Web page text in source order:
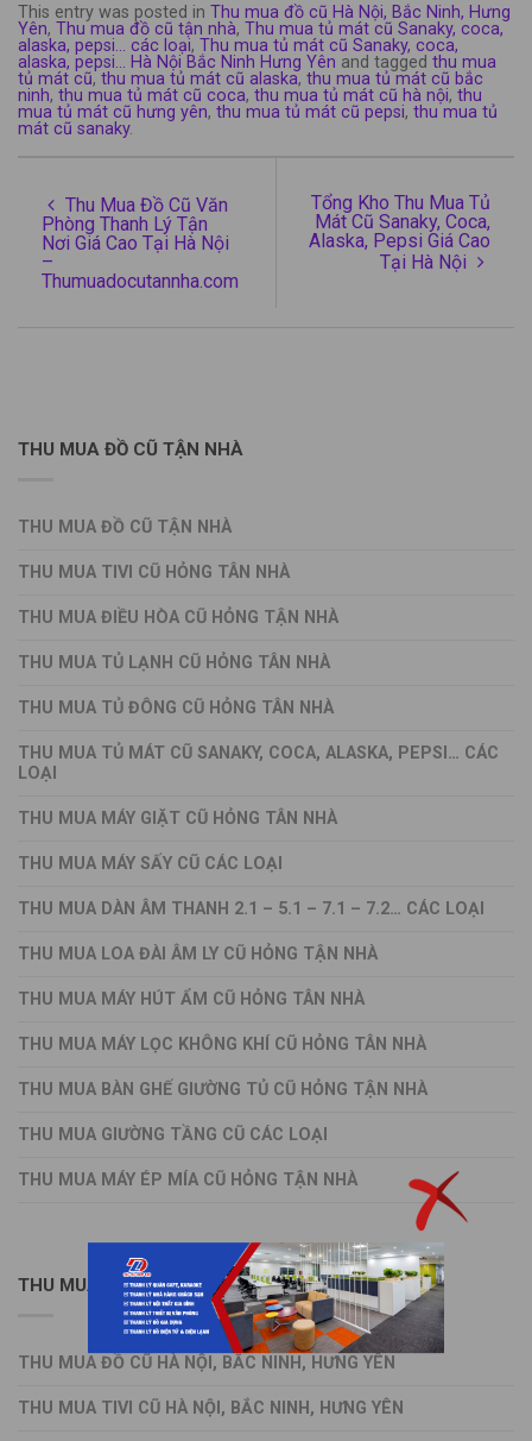
This entry was posted in Thu mua đồ cũ Hà Nội, Bắc Ninh, Hưng
Yên, Thu mua đồ cũ tận nhà, Thu mua tủ mát cũ Sanaky, coca,
alaska, pepsi... các loại, Thu mua tủ mát cũ Sanaky, coca,
alaska, pepsi... Hà Nội Bắc Ninh Hưng Yên and tagged thu mua
tủ mát cũ, thu mua tủ mát cũ alaska, thu mua tủ mát cũ bắc
ninh, thu mua tủ mát cũ coca, thu mua tủ mát cũ hà nội, thu
mua tủ mát cũ hưng yên, thu mua tủ mát cũ pepsi, thu mua tủ
mát cũ sanaky.
Thu Mua Đồ Cũ Văn
Phòng Thanh Lý Tận
Nơi Giá Cao Tại Hà Nội
–
Thumuadocutannha.com
Tổng Kho Thu Mua Tủ
Mát Cũ Sanaky, Coca,
Alaska, Pepsi Giá Cao
Tại Hà Nội
THU MUA ĐỒ CŨ TẬN NHÀ
THU MUA ĐỒ CŨ TẬN NHÀ
THU MUA TIVI CŨ HỎNG TÂN NHÀ
THU MUA ĐIỀU HÒA CŨ HỎNG TẬN NHÀ
THU MUA TỦ LẠNH CŨ HỎNG TÂN NHÀ
THU MUA TỦ ĐÔNG CŨ HỎNG TÂN NHÀ
THU MUA TỦ MÁT CŨ SANAKY, COCA, ALASKA, PEPSI… CÁC
LOẠI
THU MUA MÁY GIẶT CŨ HỎNG TÂN NHÀ
THU MUA MÁY SẤY CŨ CÁC LOẠI
THU MUA DÀN ÂM THANH 2.1 – 5.1 – 7.1 – 7.2… CÁC LOẠI
THU MUA LOA ĐÀI ÂM LY CŨ HỎNG TẬN NHÀ
THU MUA MÁY HÚT ẨM CŨ HỎNG TÂN NHÀ
THU MUA MÁY LỌC KHÔNG KHÍ CŨ HỎNG TÂN NHÀ
THU MUA BÀN GHẾ GIƯỜNG TỦ CŨ HỎNG TẬN NHÀ
THU MUA GIƯỜNG TẦNG CŨ CÁC LOẠI
THU MUA MÁY ÉP MÍA CŨ HỎNG TẬN NHÀ
THU MUA ĐỒ CŨ HÀ NỘI VÀ LÂN CẬN
THU MUA ĐỒ CŨ HÀ NỘI, BẮC NINH, HƯNG YÊN
THU MUA TIVI CŨ HÀ NỘI, BẮC NINH, HƯNG YÊN